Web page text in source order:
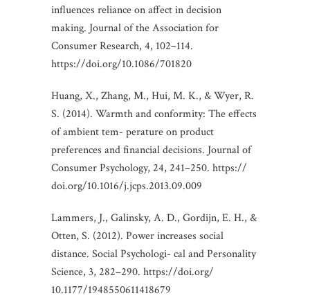
influences reliance on affect in decision
making. Journal of the Association for
Consumer Research, 4, 102–114.
https://doi.org/10.1086/701820
Huang, X., Zhang, M., Hui, M. K., & Wyer, R.
S. (2014). Warmth and conformity: The effects
of ambient tem- perature on product
preferences and financial decisions. Journal of
Consumer Psychology, 24, 241–250. https://
doi.org/10.1016/j.jcps.2013.09.009
Lammers, J., Galinsky, A. D., Gordijn, E. H., &
Otten, S. (2012). Power increases social
distance. Social Psychologi- cal and Personality
Science, 3, 282–290. https://doi.org/
10.1177/1948550611418679